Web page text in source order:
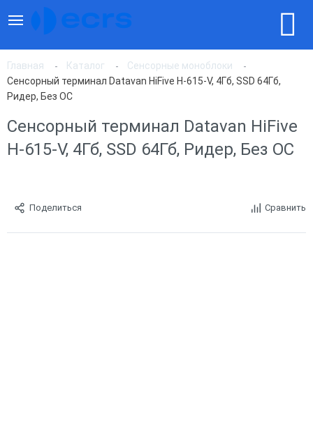
Главная Каталог
Сенсорные моноблоки
Сенсорный терминал Datavan HiFive H-615-V, 4Гб, SSD 64Гб,
Ридер, Без ОС
Сенсорный терминал Datavan HiFive
H-615-V, 4Гб, SSD 64Гб, Ридер, Без ОС
Поделиться Сравнить